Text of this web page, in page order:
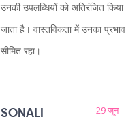
उनकी उपलब्धियों को अतिरंजित किया
जाता है। वास्तविकता में उनका प्रभाव
सीमित रहा।
SONALI
29 जून